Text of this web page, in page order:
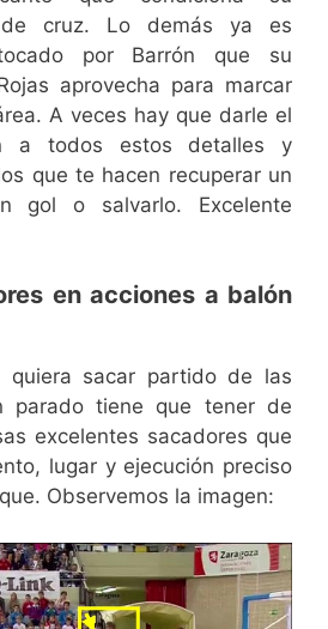
de cruz. Lo demás ya es
por Barrón que su
aprovecha para marcar
A veces hay que darle el
a todos estos detalles y
que te hacen recuperar un
gol o salvarlo. Excelente
en acciones a balón
quiera sacar partido de las
parado tiene que tener de
excelentes sacadores que
lugar y ejecución preciso
Observemos la imagen: